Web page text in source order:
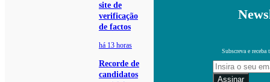
site de
verificação
de factos
há 13 horas
Recorde de
candidatos
Subscreva e receba
Assinar